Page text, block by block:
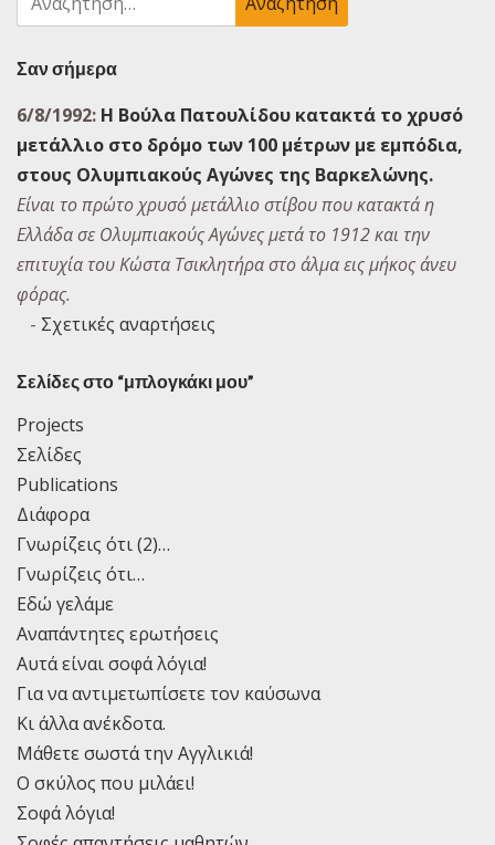
για:
Σαν σήμερα
6/8/1992: Η Βούλα Πατουλίδου κατακτά το χρυσό
μετάλλιο στο δρόμο των 100 μέτρων με εμπόδια,
στους Ολυμπιακούς Αγώνες της Βαρκελώνης.
Είναι το πρώτο χρυσό μετάλλιο στίβου που κατακτά η
Ελλάδα σε Ολυμπιακούς Αγώνες μετά το 1912 και την
επιτυχία του Κώστα Τσικλητήρα στο άλμα εις μήκος άνευ
φόρας.
- Σχετικές αναρτήσεις
Σελίδες στο “μπλογκάκι μου”
Projects
Σελίδες
Publications
Διάφορα
Γνωρίζεις ότι (2)…
Γνωρίζεις ότι…
Εδώ γελάμε
Αναπάντητες ερωτήσεις
Αυτά είναι σοφά λόγια!
Για να αντιμετωπίσετε τον καύσωνα
Κι άλλα ανέκδοτα.
Μάθετε σωστά την Αγγλικιά!
Ο σκύλος που μιλάει!
Σοφά λόγια!